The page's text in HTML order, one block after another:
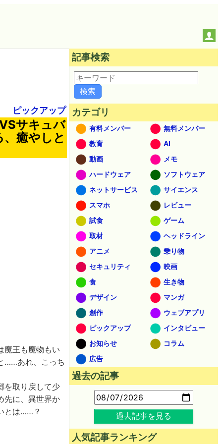
ピックアップ
サキュバ
癒やしと
魔王も魔物もい
……あれ、こっち
を取り戻して少
先に、異世界か
とは……？
記事検索
カテゴリ
有料メンバー
無料メンバー
教育
AI
動画
メモ
ハードウェア
ソフトウェア
ネットサービス
サイエンス
スマホ
レビュー
試食
ゲーム
取材
ヘッドライン
アニメ
乗り物
セキュリティ
映画
食
生き物
デザイン
マンガ
創作
ウェブアプリ
ピックアップ
インタビュー
お知らせ
コラム
広告
過去の記事
過去記事を見る
人気記事ランキング